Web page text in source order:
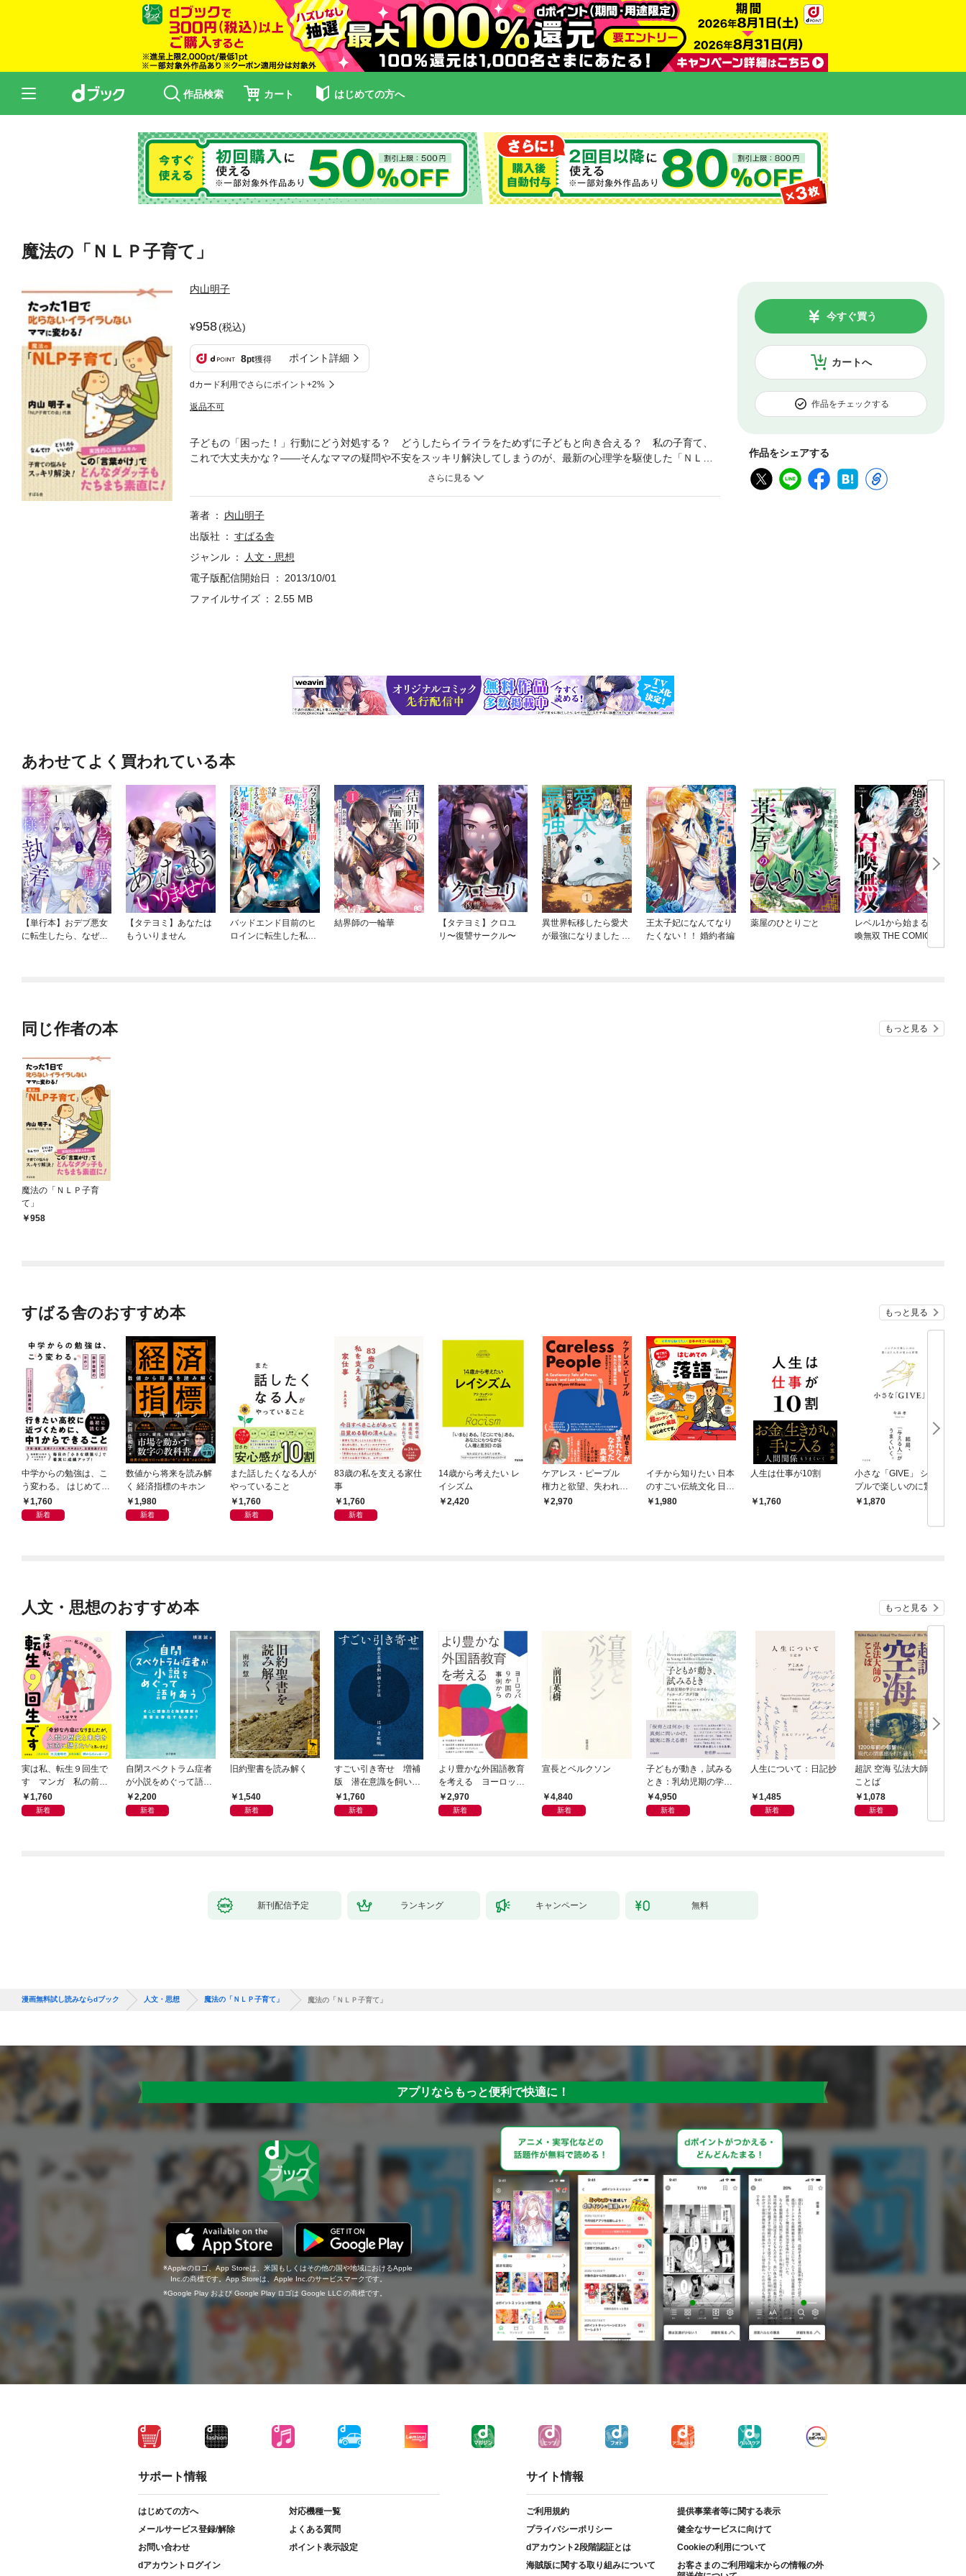
作品検索 カート はじめての方へ
魔法の「ＮＬＰ子育て」
内山明子
958(税込)
8pt獲得 ポイント詳細
dカード利用でさらにポイント+2%
返品不可
カートへ
今すぐ買う
作品をチェックする
作品をシェアする
子どもの「困った！」行動にどう対処する？ どうしたらイライラをためずに子どもと向き合える？ 私の子育て、
これで大丈夫かな？——そんなママの疑問や不安をスッキリ解決してしまうのが、最新の心理学を駆使した「ＮＬＰ
子育て」法。 子育ての毎日によくある状況別に、具体的な「言葉がけ」やママをもっとラクにする行動、考え方な
著者
内山明子
出版社
すばる舎
ジャンル
人文・思想
電子版配信開始日
2013/10/01
ファイルサイズ
2.55 MB
あわせてよく買われている本
【単行本】おデブ悪女
に転生したら、なぜか
【タテヨミ】あなたは
もういりません
バッドエンド目前のヒ
ロインに転生した私、
結界師の一輪華
【タテヨミ】クロユ
リ〜復讐サークル〜
異世界転移したら愛犬
が最強になりました ～
王太子妃になんてなり
たくない！！ 婚約者編
薬屋のひとりごと
レベル1から始まる召
喚無双 THE COMIC
同じ作者の本 もっと見る
魔法の「ＮＬＰ子育
て」
958
すばる舎のおすすめ本 もっと見る
中学からの勉強は、こ
う変わる。 はじめての
自学自習のキホン
1,760
新着
数値から将来を読み解
く 経済指標のキホン
1,980
新着
また話したくなる人が
やっていること
1,760
新着
83歳の私を支える家仕
事
1,760
新着
14歳から考えたい レ
イシズム
2,420
ケアレス・ピープル
権力と欲望、失われた
理想の物語 Meta
2,970
イチから知りたい 日本
のすごい伝統文化 日本
の伝統芸能入門 落語
1,980
人生は仕事が10割
1,760
小さな「GIVE」 シン
プルで楽しいのに驚く
ほど人生が変わる習慣
1,870
人文・思想のおすすめ本 もっと見る
実は私、転生９回生で
す マンガ 私の前世
物語1,760
新着
自閉スペクトラム症者
が小説をめぐって語り
あう2,200
新着
旧約聖書を読み解く
1,540
新着
すごい引き寄せ 増補
版 潜在意識を飼い馴
らす方法
1,760
新着
より豊かな外国語教育
を考える ヨーロッパ
9か国の事例から
2,970
新着
宣長とベルクソン
4,840
新着
子どもが動き，試みる
とき：乳幼児期の学び
におけるドゥルーズ／
ガタリ論
4,950
新着
人生について：日記抄
1,485
新着
超訳 空海 弘法大師の
ことば
1,078
新着
新刊配信予定 ランキング キャンペーン 無料
漫画無料試し読みならdブック 人文・思想 魔法の「ＮＬＰ子育て」 魔法の「ＮＬＰ子育て」
アプリならもっと便利で快適に！
Appleのロゴ、App Storeは、米国もしくはその他の国や地域におけるApple
Inc.の商標です。App Storeは、Apple Inc.のサービスマークです。
Google Play および Google Play ロゴは Google LLC の商標です。
サポート情報
はじめての方へ
対応機種一覧
メールサービス登録/解除
よくある質問
お問い合わせ
ポイント表示設定
dアカウントログイン
サイト情報
ご利用規約
提供事業者等に関する表示
プライバシーポリシー
健全なサービスに向けて
dアカウント2段階認証とは
Cookieの利用について
海賊版に関する取り組みについて
お客さまのご利用端末からの情報の外